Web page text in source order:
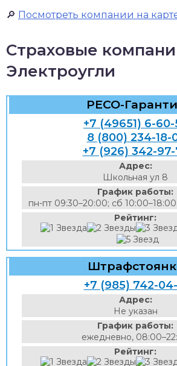
🔎 Посмотреть компании на
Страховые
Электроугли
РЕСО-
+7 (49651) 6-
8 (800) 234-18-
+7 (926) 342-
Адрес:
Школьная ул 8
График работы:
пн-пт 09:30–20:00; сб
Рейтинг:
+7 (985) 742-04-
Адрес:
Не указан
График работы:
ежедневно,
Рейтинг: